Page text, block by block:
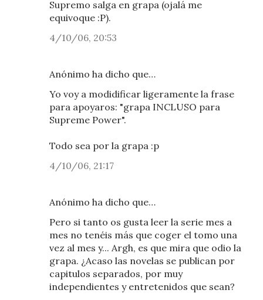
Supremo salga en grapa (ojalá me
equivoque :P).
4/10/06, 20:53
Anónimo ha dicho que…
Yo voy a modidificar ligeramente la frase
para apoyaros: "grapa INCLUSO para
Supreme Power".
Todo sea por la grapa :p
4/10/06, 21:17
Anónimo ha dicho que…
Pero si tanto os gusta leer la serie mes a
mes no tenéis más que coger el tomo una
vez al mes y... Argh, es que mira que odio la
grapa. ¿Acaso las novelas se publican por
capitulos separados, por muy
independientes y entretenidos que sean?